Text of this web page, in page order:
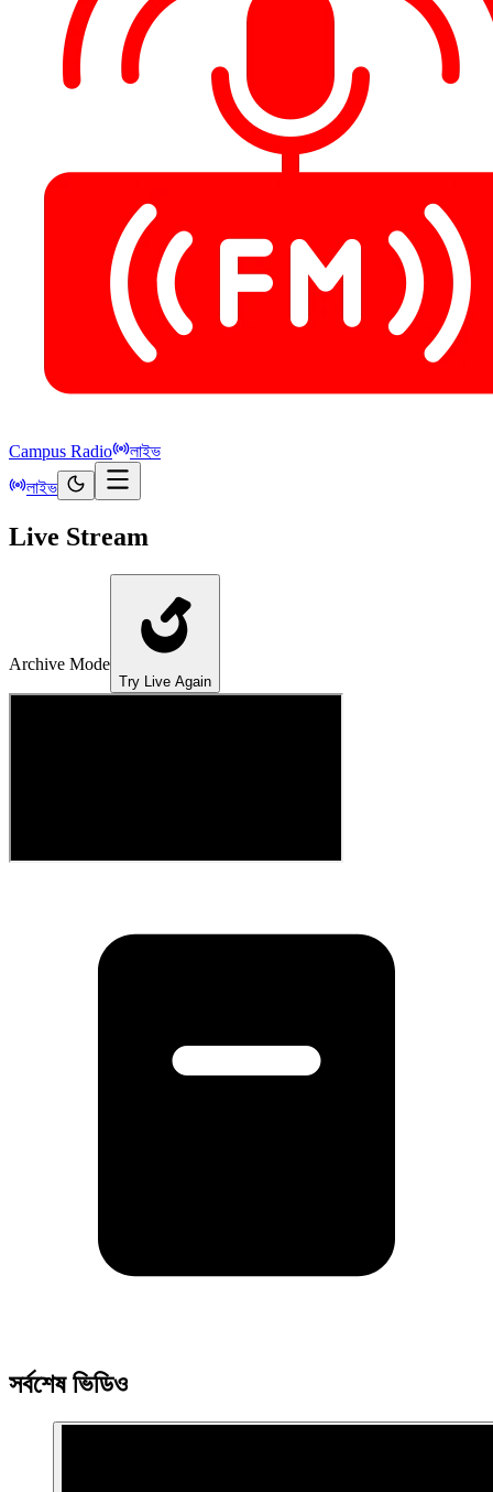
Campus Radio
লাইভ
লাইভ
Live Stream
Archive Mode
Try Live Again
সর্বশেষ ভিডিও